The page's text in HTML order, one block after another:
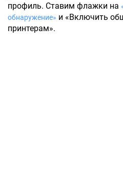
профиль. Ставим флажки на
обнаружение» и «Включить
принтерам».